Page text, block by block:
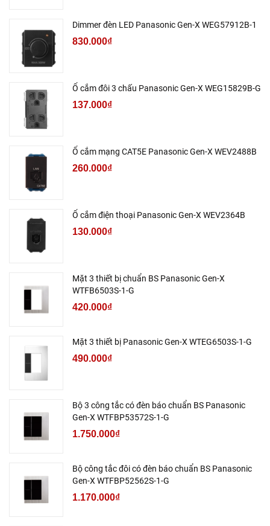
Dimmer đèn LED Panasonic Gen-X WEG57912B-1
830.000₫
Ổ cắm đôi 3 chấu Panasonic Gen-X WEG15829B-G
137.000₫
Ổ cắm mạng CAT5E Panasonic Gen-X WEV2488B
260.000₫
Ổ cắm điện thoại Panasonic Gen-X WEV2364B
130.000₫
Mặt 3 thiết bị chuẩn BS Panasonic Gen-X
WTFB6503S-1-G
420.000₫
Mặt 3 thiết bị Panasonic Gen-X WTEG6503S-1-G
490.000₫
Bộ 3 công tắc có đèn báo chuẩn BS Panasonic
Gen-X WTFBP53572S-1-G
1.750.000₫
Bộ công tắc đôi có đèn báo chuẩn BS Panasonic
Gen-X WTFBP52562S-1-G
1.170.000₫